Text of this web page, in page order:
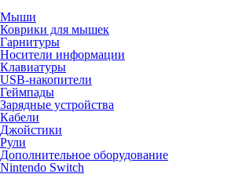
Мыши
Коврики для мышек
Гарнитуры
Носители информации
Клавиатуры
USB-накопители
Геймпады
Зарядные устройства
Кабели
Джойстики
Рули
Дополнительное оборудование
Nintendo Switch